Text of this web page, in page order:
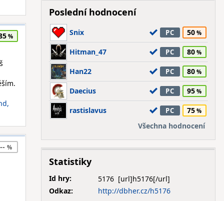
--
Poslední hodnocení
Snix PC 50
Hitman_47 PC 80
Han22 PC 80
Daecius PC 95
rastislavus PC
75
Všechna hodnocení
Statistiky
Id hry:
5176
Odkaz:
http://dbher.cz/h5176